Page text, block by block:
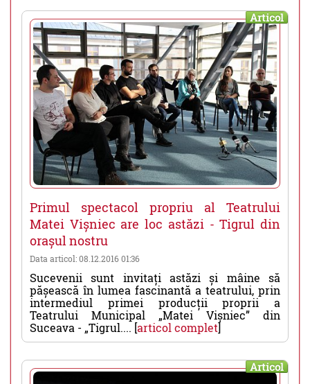
Articol
Primul spectacol propriu al Teatrului
Matei Vișniec are loc astăzi - Tigrul din
orașul nostru
Data articol: 08.12.2016 01:36
Sucevenii sunt invitați astăzi și mâine să
pășească în lumea fascinantă a teatrului, prin
intermediul primei producții proprii a
Teatrului Municipal „Matei Vișniec” din
Suceava - „Tigrul.... [articol complet]
Articol